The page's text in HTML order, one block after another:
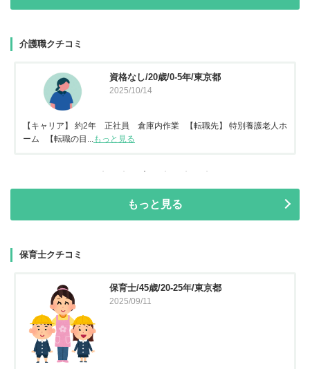
介護職クチコミ
資格なし/20歳/0-5年/東京都
2025/10/14
【キャリア】 約2年 正社員 倉庫内作業 【転職先】 特別養護老人ホ
ーム 【転職の目...
もっと見る
もっと見る
保育士クチコミ
保育士/45歳/20-25年/東京都
2025/09/11